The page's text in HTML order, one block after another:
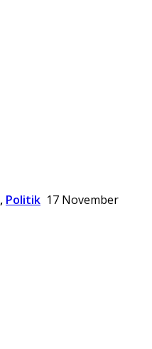
, Politik 17 November